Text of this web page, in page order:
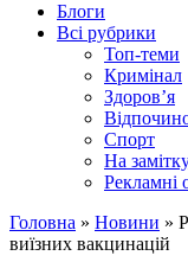
Блоги
Всі рубрики
Топ-теми
Кримінал
Здоров’я
Спорт
На
Рекламні
Головна » Новини »
виїзних вакцинацій